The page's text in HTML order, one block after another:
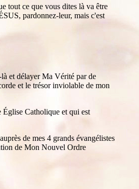
tout ce que vous dites là va être
pardonnez-leur, mais c'est
et délayer Ma Vérité par de
et le trésor inviolable de mon
Catholique et qui est
de mes 4 grands évangélistes
de Mon Nouvel Ordre